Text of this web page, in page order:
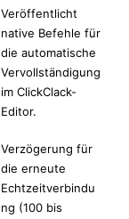
Veröffentlicht
native Befehle für
die automatische
Vervollständigung
im ClickClack-
Editor.
Verzögerung für
die erneute
Echtzeitverbindu
ng (100 bis